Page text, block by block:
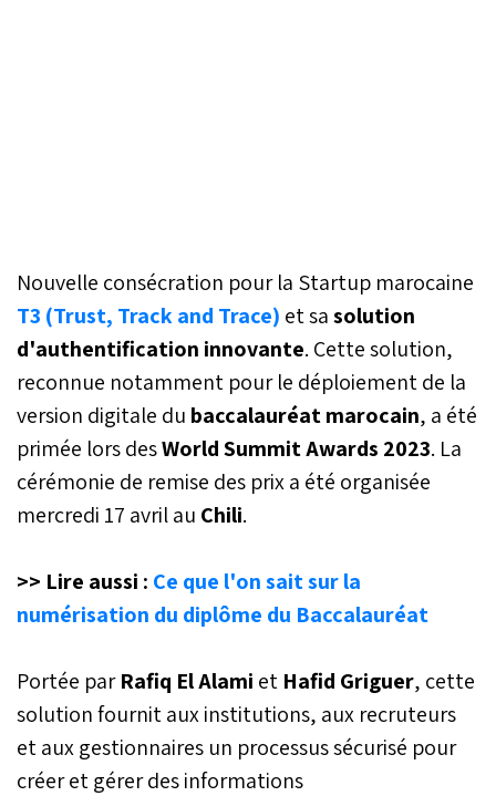
Nouvelle consécration pour la Startup marocaine
T3 (Trust, Track and Trace) et sasolution
d'authentification innovante. Cette solution,
reconnue notamment pour le déploiement de la
version digitale du baccalauréat marocain, a été
primée lors desWorld Summit Awards 2023. La
cérémonie de remise des prix a été organisée
mercredi 17 avril au Chili.
>> Lire aussi : Ce que l'on sait sur la
numérisation du diplôme du Baccalauréat
Portée parRafiq El Alami et Hafid Griguer, cette
solution fournit aux institutions, aux recruteurs
et aux gestionnaires un processus sécurisé pour
créer et gérer des informations